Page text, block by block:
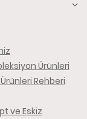
Ürünleri
Rehberi
ve Eskiz